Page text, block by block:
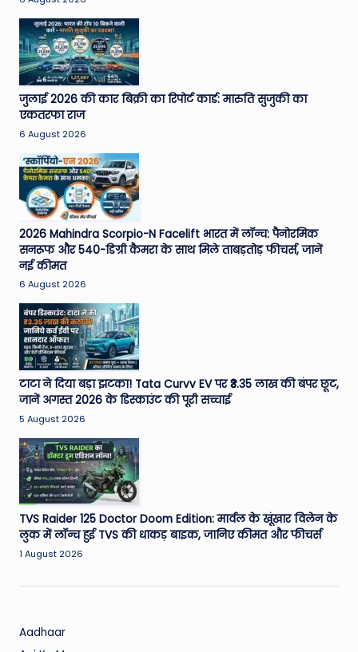
जुलाई 2026 की कार बिक्री का रिपोर्ट कार्ड: मारुति सुजुकी का
एकतरफा राज
6 August 2026
2026 Mahindra Scorpio-N Facelift भारत में लॉन्च: पैनोरमिक
सनरूफ और 540-डिग्री कैमरा के साथ मिले ताबड़तोड़ फीचर्स, जानें
नई कीमत
6 August 2026
टाटा ने दिया बड़ा झटका! Tata Curvv EV पर ₹3.35 लाख की बंपर छूट,
जानें अगस्त 2026 के डिस्काउंट की पूरी सच्चाई
5 August 2026
TVS Raider 125 Doctor Doom Edition: मार्वल के खूंखार विलेन के
लुक में लॉन्च हुई TVS की धाकड़ बाइक, जानिए कीमत और फीचर्स
1 August 2026
Aadhaar